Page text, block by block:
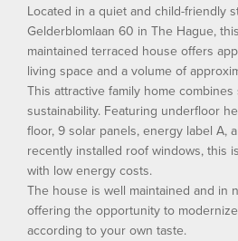
Located in a quiet and child-friendly
Gelderblomlaan 60 in The Hague,
maintained terraced house offers
living space and a volume of
This attractive family home
sustainability. Featuring underfloor
floor, 9 solar panels, energy label A,
recently installed roof windows, this
with low energy costs.
The house is well maintained and in
offering the opportunity to
according to your own taste.